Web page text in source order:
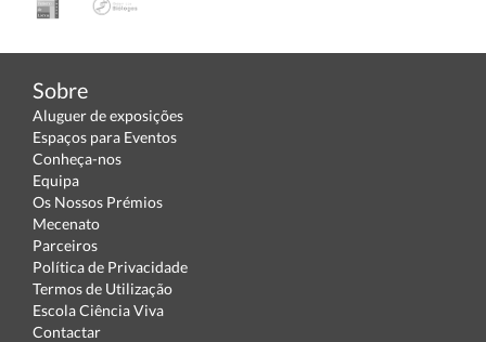
Sobre
Aluguer de exposições
Espaços para Eventos
Conheça-nos
Equipa
Os Nossos Prémios
Mecenato
Parceiros
Política de Privacidade
Termos de Utilização
Escola Ciência Viva
Contactar